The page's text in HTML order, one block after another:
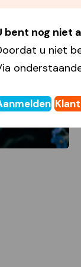
bent nog niet
u niet